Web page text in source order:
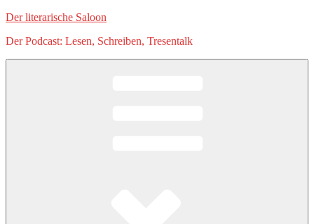
Zum
springen
Der literarische Saloon
Der Podcast: Lesen, Schreiben, Tresentalk